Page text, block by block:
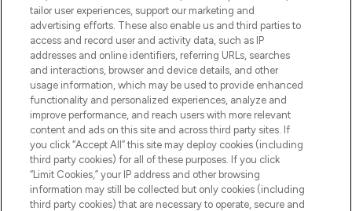
make-up van meer dan 200 topmerken.
Shop online of via de app, met gratis
verzending vanaf €40.
Cookie-toestemming
Do Not Sell or Share My Personal
Information
HELP & INFORMATIE
BEDRIJFSINFORMATIE
tailor user experiences, support our marketing and
advertising efforts. These also enable us and third parties to
access and record user and activity data, such as IP
addresses and online identifiers, referring URLs, searches
and interactions, browser and device details, and other
usage information, which may be used to provide enhanced
functionality and personalized experiences, analyze and
improve performance, and reach users with more relevant
content and ads on this site and across third party sites. If
you click “Accept All” this site may deploy cookies (including
third party cookies) for all of these purposes. If you click
“Limit Cookies,” your IP address and other browsing
information may still be collected but only cookies (including
third party cookies) that are necessary to operate, secure and